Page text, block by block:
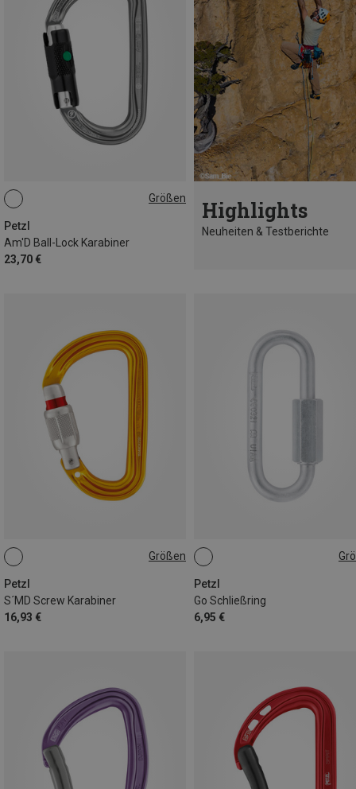
Größen
Petzl
Am'D Ball-Lock Karabiner
23,70 €
BALL-LOCK Highlights
Neuheiten & Testberichte
Größen
Petzl
S´MD Screw Karabiner
16,93 €
SCREW-LOCK
Petzl
Go Schließring
6,95 €
8MM